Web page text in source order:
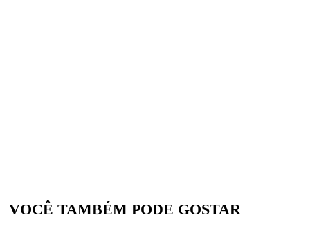
VOCÊ TAMBÉM PODE GOSTAR